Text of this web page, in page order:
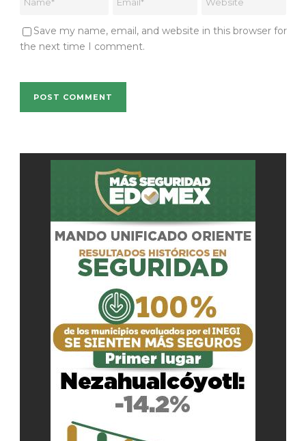
Save my name, email, and website in this browser for
the next time I comment.